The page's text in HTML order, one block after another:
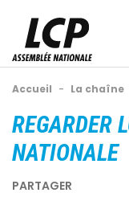
contenu
principal
Fil
Accueil - La chaîne
Back
top
REGARDER
NATIONALE